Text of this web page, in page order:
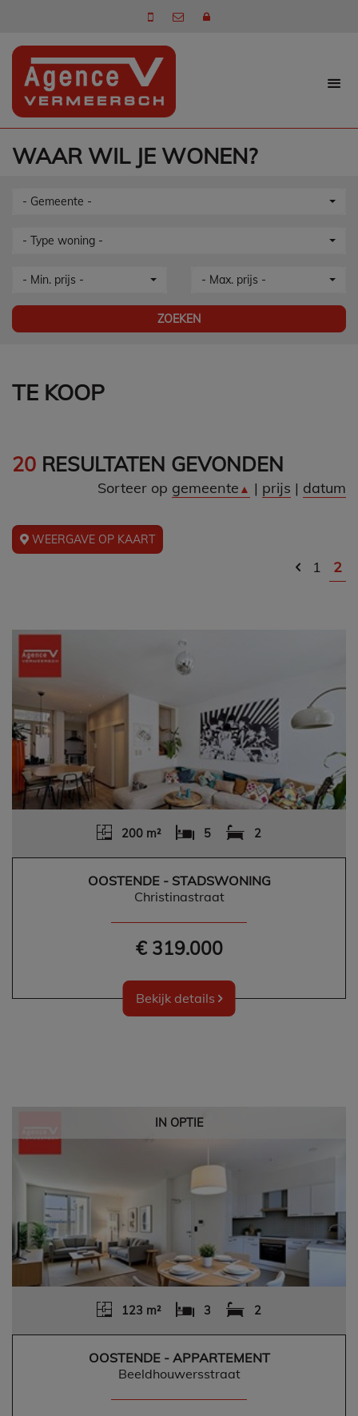
WAAR WIL JE WONEN?
- Gemeente -
- Type woning -
- Min. prijs - - Max. prijs -
ZOEKEN
TE KOOP
20 RESULTATEN GEVONDEN
Sorteer op gemeente ▲ | prijs | datum
WEERGAVE OP KAART
1 2
200 m² 5 2
OOSTENDE - STADSWONING
Christinastraat
€ 319.000
Bekijk details
IN OPTIE
123 m² 3 2
OOSTENDE - APPARTEMENT
Beeldhouwersstraat